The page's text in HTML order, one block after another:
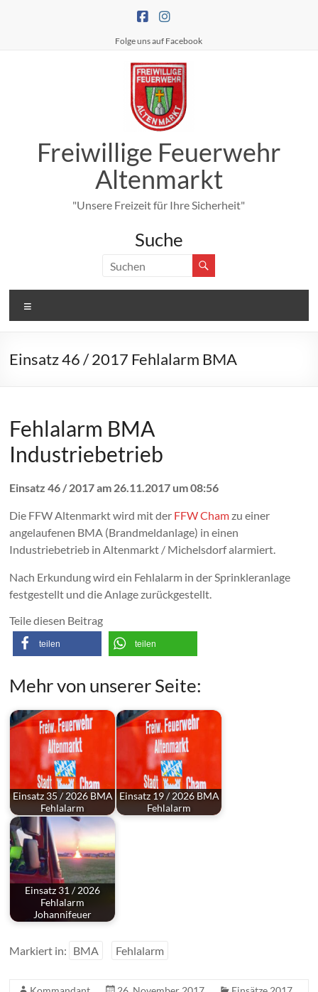
Folge uns auf Facebook
Freiwillige Feuerwehr
Altenmarkt
"Unsere Freizeit für Ihre Sicherheit"
Suche
Einsatz 46 / 2017 Fehlalarm BMA
Fehlalarm BMA
Industriebetrieb
Einsatz 46 / 2017 am 26.11.2017 um 08:56
Die FFW Altenmarkt wird mit der FFW Chamzu einer
angelaufenen BMA (Brandmeldanlage) in einen
Industriebetrieb in Altenmarkt / Michelsdorf alarmiert.
Nach Erkundung wird ein Fehlalarm in der Sprinkleranlage
festgestellt und die Anlage zurückgestellt.
Teile diesen Beitrag
teilen teilen
Mehr von unserer Seite:
Einsatz 35 / 2026 BMA
Fehlalarm
Einsatz 19 / 2026 BMA
Fehlalarm
Einsatz 31 / 2026
Fehlalarm
Johannifeuer
Markiert in: BMA Fehlalarm